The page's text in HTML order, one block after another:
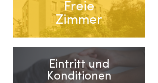
Freie
Zimmer
Eintritt und
Konditionen